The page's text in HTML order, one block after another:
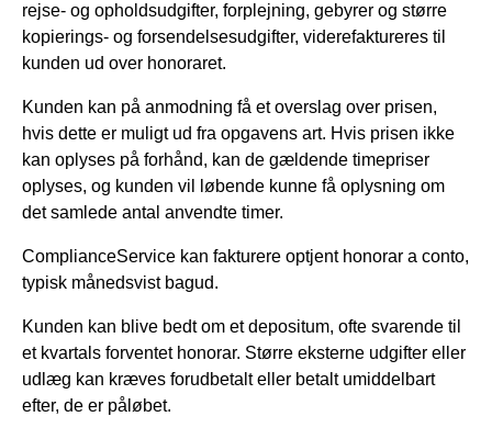
rejse- og opholdsudgifter, forplejning, gebyrer og større
kopierings- og forsendelsesudgifter, viderefaktureres til
kunden ud over honoraret.
Kunden kan på anmodning få et overslag over prisen,
hvis dette er muligt ud fra opgavens art. Hvis prisen ikke
kan oplyses på forhånd, kan de gældende timepriser
oplyses, og kunden vil løbende kunne få oplysning om
det samlede antal anvendte timer.
ComplianceService kan fakturere optjent honorar a conto,
typisk månedsvist bagud.
Kunden kan blive bedt om et depositum, ofte svarende til
et kvartals forventet honorar. Større eksterne udgifter eller
udlæg kan kræves forudbetalt eller betalt umiddelbart
efter, de er påløbet.